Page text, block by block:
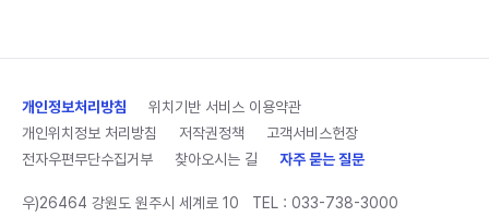
개인정보처리방침
위치기반 서비스 이용약관
개인위치정보 처리방침
저작권정책
고객서비스헌장
전자우편무단수집거부
찾아오시는 길 자주 묻는 질문
우)26464 강원도 원주시 세계로 10 TEL : 033-738-3000